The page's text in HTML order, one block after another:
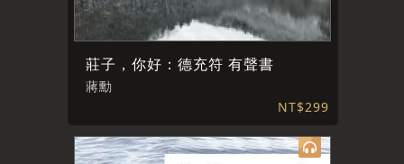
莊子，你好：德充符 有聲書
蔣勳
NT$299